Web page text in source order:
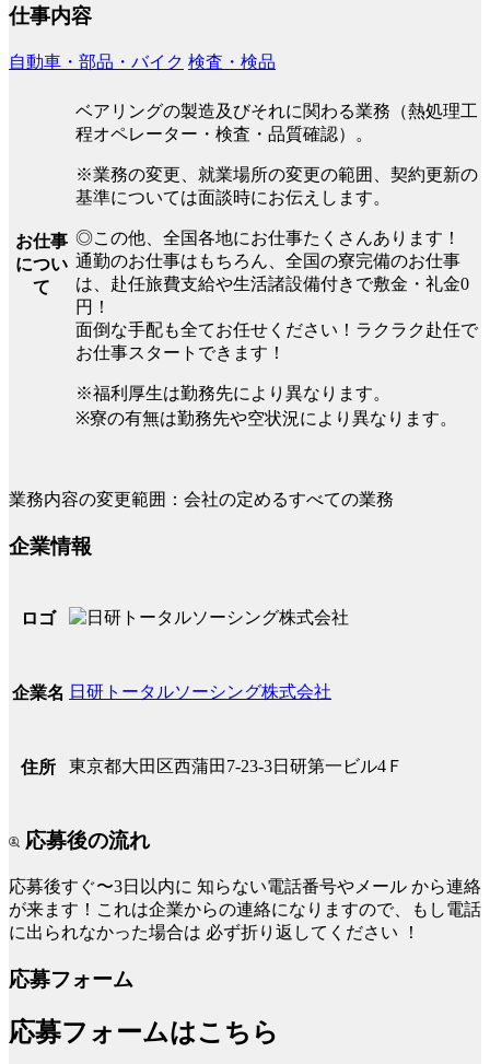
仕事内容
自動車・部品・バイク 検査・検品
お仕事
につい
て
ベアリングの製造及びそれに関わる業務（熱処理工
程オペレーター・検査・品質確認）。
※業務の変更、就業場所の変更の範囲、契約更新の
基準については面談時にお伝えします。
◎この他、全国各地にお仕事たくさんあります！
通勤のお仕事はもちろん、全国の寮完備のお仕事
は、赴任旅費支給や生活諸設備付きで敷金・礼金0
円！
面倒な手配も全てお任せください！ラクラク赴任で
お仕事スタートできます！
※福利厚生は勤務先により異なります。
※寮の有無は勤務先や空状況により異なります。
業務内容の変更範囲：会社の定めるすべての業務
企業情報
ロゴ
企業名 日研トータルソーシング株式会社
住所 東京都大田区西蒲田7-23-3日研第一ビル4Ｆ
応募後の流れ
応募後すぐ〜3日以内に 知らない電話番号やメール から連絡
が来ます！これは企業からの連絡になりますので、もし電話
に出られなかった場合は 必ず折り返してください ！
応募フォーム
応募フォームはこちら